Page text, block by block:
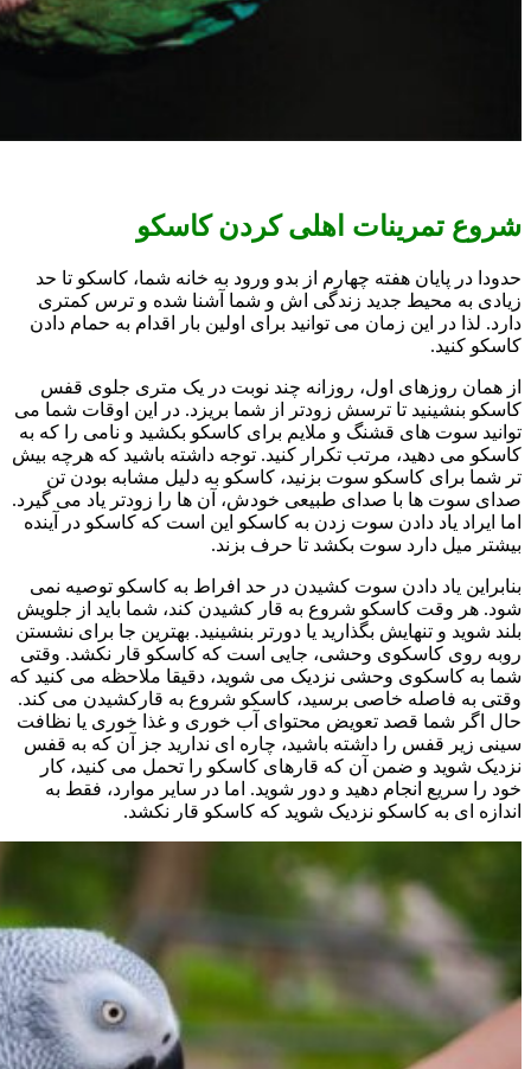
شروع تمرینات اهلی کردن کاسکو
حدودا در پایان هفته چهارم از بدو ورود به خانه شما، کاسکو تا حد
زیادی به محیط جدید زندگی اش و شما آشنا شده و ترس کمتری
دارد. لذا در این زمان می توانید برای اولین بار اقدام به حمام دادن
کاسکو کنید.
از همان روزهای اول، روزانه چند نوبت در یک متری جلوی قفس
کاسکو بنشینید تا ترسش زودتر از شما بریزد. در این اوقات شما می
توانید سوت های قشنگ و ملایم برای کاسکو بکشید و نامی را که به
کاسکو می دهید، مرتب تکرار کنید. توجه داشته باشید که هرچه بیش
تر شما برای کاسکو سوت بزنید، کاسکو به دلیل مشابه بودن تن
صدای سوت ها با صدای طبیعی خودش، آن ها را زودتر یاد می گیرد.
اما ایراد یاد دادن سوت زدن به کاسکو این است که کاسکو در آینده
بیشتر میل دارد سوت بکشد تا حرف بزند.
بنابراین یاد دادن سوت کشیدن در حد افراط به کاسکو توصیه نمی
شود. هر وقت کاسکو شروع به قار کشیدن کند، شما باید از جلویش
بلند شوید و تنهایش بگذارید یا دورتر بنشینید. بهترین جا برای نشستن
روبه روی کاسکوی وحشی، جایی است که کاسکو قار نکشد. وقتی
شما به کاسکوی وحشی نزدیک می شوید، دقيقا ملاحظه می کنید که
وقتی به فاصله خاصی برسید، کاسکو شروع به قارکشیدن می کند.
حال اگر شما قصد تعویض محتوای آب خوری و غذا خوری یا نظافت
سینی زیر قفس را داشته باشید، چاره ای ندارید جز آن که به قفس
نزدیک شوید و ضمن آن که قارهای کاسکو را تحمل می کنید، کار
خود را سریع انجام دهید و دور شوید. اما در سایر موارد، فقط به
اندازه ای به کاسکو نزدیک شوید که کاسکو قار نکشد.